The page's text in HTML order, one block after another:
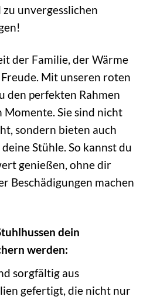
zu unvergesslichen
der Familie, der Wärme
Mit unseren roten
den perfekten Rahmen
Sie sind nicht
sondern bieten auch
Stühle. So kannst du
genießen, ohne dir
Beschädigungen machen
dein
werden:
sorgfältig aus
gefertigt, die nicht nur